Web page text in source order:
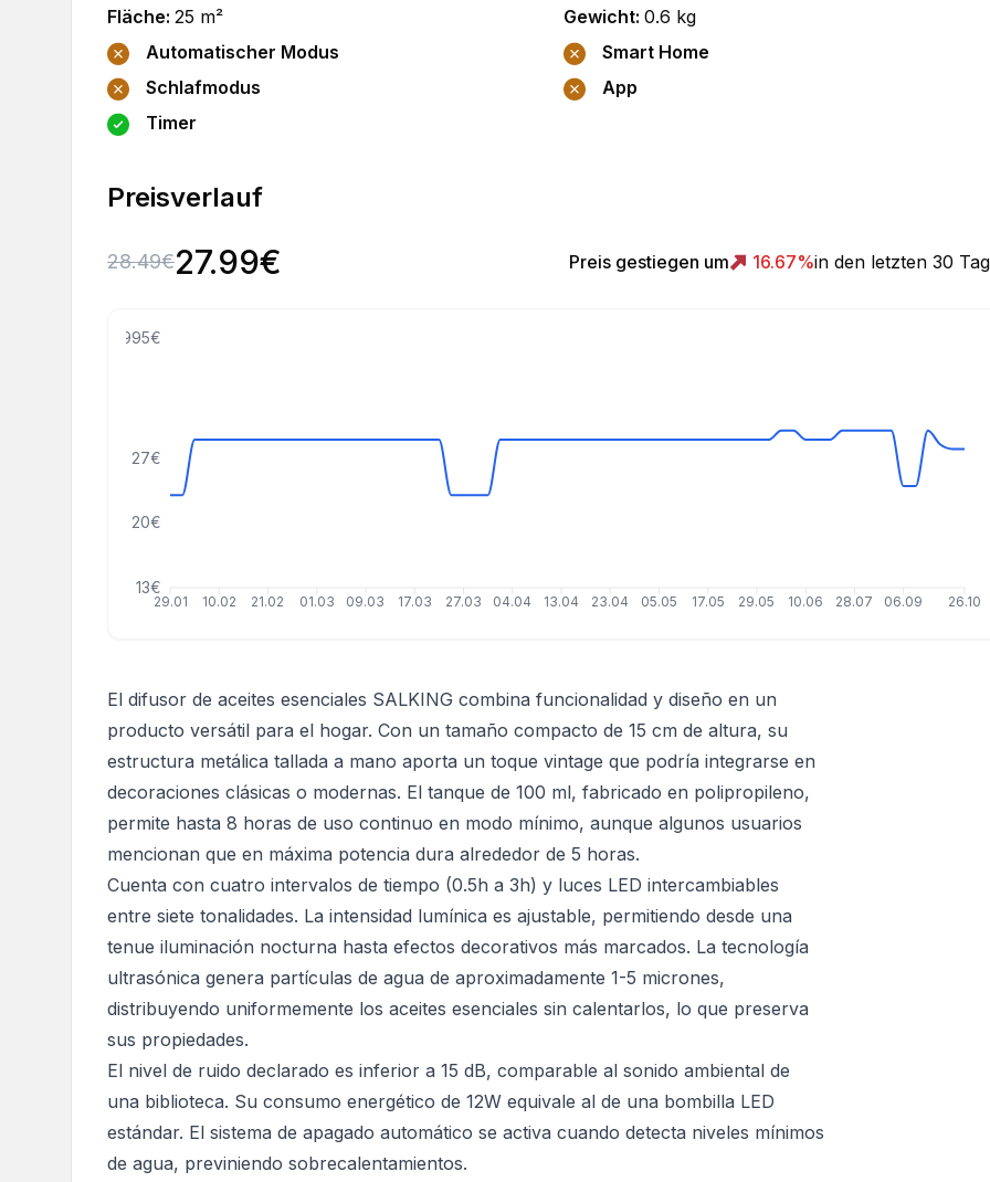
Fläche: 25 m² Gewicht: 0.6 kg
Automatischer Modus
Smart Home
Schlafmodus
App
Timer
Preisverlauf
28.49€27.99€ Preis gestiegen um 16.67%in den letzten 30
29.01 10.02 21.02 01.03 09.03 17.03 27.03 04.04 13.04 23.04 05.05 17.05 29.05 10.06 28.07 06.09 26.10
13€
20€
27€
El difusor de aceites esenciales SALKING combina funcionalidad y diseño en un
producto versátil para el hogar. Con un tamaño compacto de 15 cm de altura, su
estructura metálica tallada a mano aporta un toque vintage que podría integrarse en
decoraciones clásicas o modernas. El tanque de 100 ml, fabricado en polipropileno,
permite hasta 8 horas de uso continuo en modo mínimo, aunque algunos usuarios
mencionan que en máxima potencia dura alrededor de 5 horas.
Cuenta con cuatro intervalos de tiempo (0.5h a 3h) y luces LED intercambiables
entre siete tonalidades. La intensidad lumínica es ajustable, permitiendo desde una
tenue iluminación nocturna hasta efectos decorativos más marcados. La tecnología
ultrasónica genera partículas de agua de aproximadamente 1-5 micrones,
distribuyendo uniformemente los aceites esenciales sin calentarlos, lo que preserva
sus propiedades.
El nivel de ruido declarado es inferior a 15 dB, comparable al sonido ambiental de
una biblioteca. Su consumo energético de 12W equivale al de una bombilla LED
estándar. El sistema de apagado automático se activa cuando detecta niveles mínimos
de agua, previniendo sobrecalentamientos.